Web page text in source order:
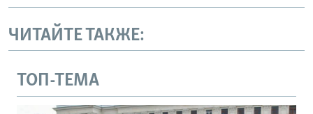
ЧИТАЙТЕ ТАКЖЕ:
ТОП-ТЕМА